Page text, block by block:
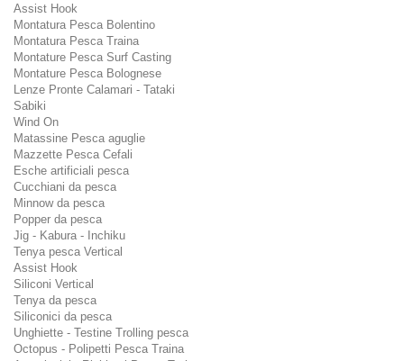
Assist Hook
Montatura Pesca Bolentino
Montatura Pesca Traina
Montature Pesca Surf Casting
Montature Pesca Bolognese
Lenze Pronte Calamari - Tataki
Sabiki
Wind On
Matassine Pesca aguglie
Mazzette Pesca Cefali
Esche artificiali pesca
Cucchiani da pesca
Minnow da pesca
Popper da pesca
Jig - Kabura - Inchiku
Tenya pesca Vertical
Assist Hook
Siliconi Vertical
Tenya da pesca
Siliconici da pesca
Unghiette - Testine Trolling pesca
Octopus - Polipetti Pesca Traina